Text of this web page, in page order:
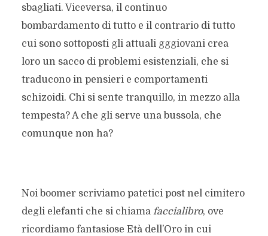
sbagliati. Viceversa, il continuo
bombardamento di tutto e il contrario di tutto
cui sono sottoposti gli attuali gggiovani crea
loro un sacco di problemi esistenziali, che si
traducono in pensieri e comportamenti
schizoidi. Chi si sente tranquillo, in mezzo alla
tempesta? A che gli serve una bussola, che
comunque non ha?
Noi boomer scriviamo patetici post nel cimitero
degli elefanti che si chiama faccialibro, ove
ricordiamo fantasiose Età dell’Oro in cui